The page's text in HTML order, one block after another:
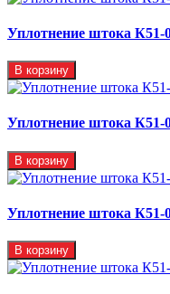
Уплотнение штока К51-
В корзину
Уплотнение штока К51-
В корзину
Уплотнение штока К51-
В корзину